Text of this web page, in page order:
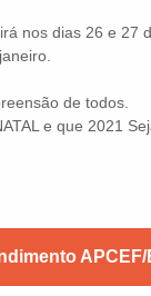
nos dias 26 e 27
de todos.
e que 2021
APCEF/